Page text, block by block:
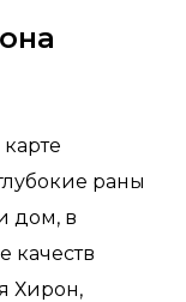
раны
дом, в
качеств
Хирон,